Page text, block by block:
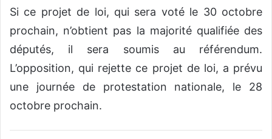
Si ce projet de loi, qui sera voté le 30 octobre
prochain, n’obtient pas la majorité qualifiée des
députés, il sera soumis au référendum.
L’opposition, qui rejette ce projet de loi, a prévu
une journée de protestation nationale, le 28
octobre prochain.